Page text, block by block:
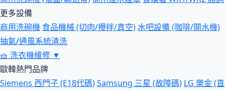
更多設備
商用洗碗機 食品機械 (切肉/攪拌/真空)水吧設備 (咖啡/開水機)
抽氣/通風系統清洗
🧺 洗衣機維修 ▼
歐韓熱門品牌
Siemens 西門子 (E18代碼)Samsung 三星 (故障碼) LG 樂金 (直